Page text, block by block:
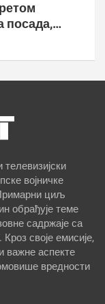
посада,
морала
војничке
циљ
обрађује теме
садржаје са
своје емисије,
важне аспекте
вредности